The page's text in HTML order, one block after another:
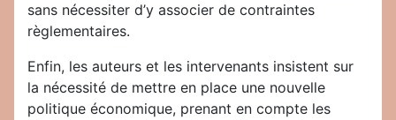
sans nécessiter d’y associer de contraintes
règlementaires.
Enfin, les auteurs et les intervenants insistent sur
la nécessité de mettre en place une nouvelle
politique économique, prenant en compte les